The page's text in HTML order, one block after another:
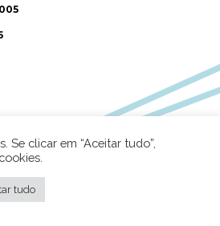
Se clicar em “Aceitar tudo”,
tudo